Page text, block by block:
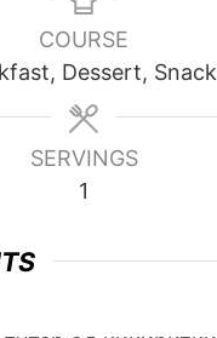
COURSE
Dessert, Snack
SERVINGS
1